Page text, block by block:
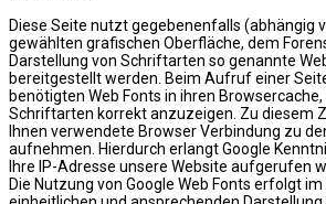
Diese Seite nutzt gegebenenfalls (abhängig
gewählten grafischen Oberfläche, dem
Darstellung von Schriftarten so genannte
bereitgestellt werden. Beim Aufruf einer
benötigten Web Fonts in ihren
Schriftarten korrekt anzuzeigen. Zu diesem
Ihnen verwendete Browser Verbindung zu
aufnehmen. Hierdurch erlangt Google
Ihre IP-Adresse unsere Website aufgerufen
Die Nutzung von Google Web Fonts erfolgt